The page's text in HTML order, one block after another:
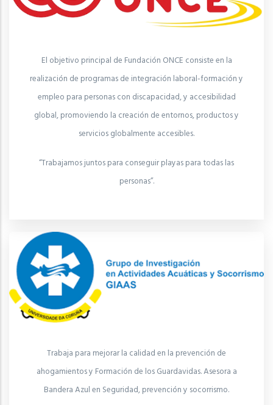
El objetivo principal de Fundación ONCE consiste en la
realización de programas de integración laboral-formación y
empleo para personas con discapacidad, y accesibilidad
global, promoviendo la creación de entornos, productos y
servicios globalmente accesibles.
“Trabajamos juntos para conseguir playas para todas las
personas”.
Trabaja para mejorar la calidad en la prevención de
ahogamientos y Formación de los Guardavidas. Asesora a
Bandera Azul en Seguridad, prevención y socorrismo.